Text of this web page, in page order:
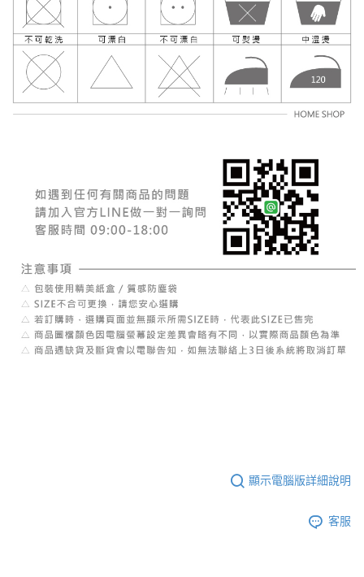
顯示電腦版詳細說明
客服